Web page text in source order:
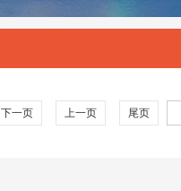
下一页 上一页 尾页